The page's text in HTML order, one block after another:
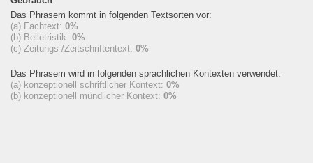
Das Phrasem kommt in folgenden Textsorten vor:
(a) Fachtext: 0%
(b) Belletristik: 0%
(c) Zeitungs-/Zeitschriftentext: 0%
Das Phrasem wird in folgenden sprachlichen Kontexten verwendet:
(a) konzeptionell schriftlicher Kontext: 0%
(b) konzeptionell mündlicher Kontext: 0%